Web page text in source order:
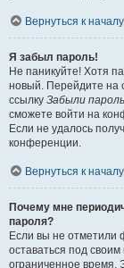
Вернуться к началу
Я забыл пароль!
Не паникуйте! Хотя
новый. Перейдите на
ссылку Забыли
сможете войти на
Если не удалось
конференции.
Вернуться к началу
Почему мне
пароля?
Если вы не отметили
оставаться под
ограниченное время.